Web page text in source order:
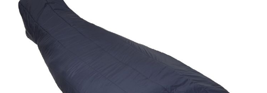
Bildergalerie
springen